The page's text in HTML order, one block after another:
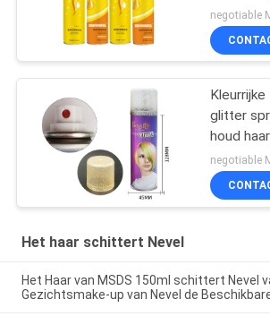
Frizz
negotiable
glitter
houd
negotiable
Het haar schittert Nevel
Het Haar van MSDS 150ml schittert Nevel
Gezichtsmake-up van Nevel de